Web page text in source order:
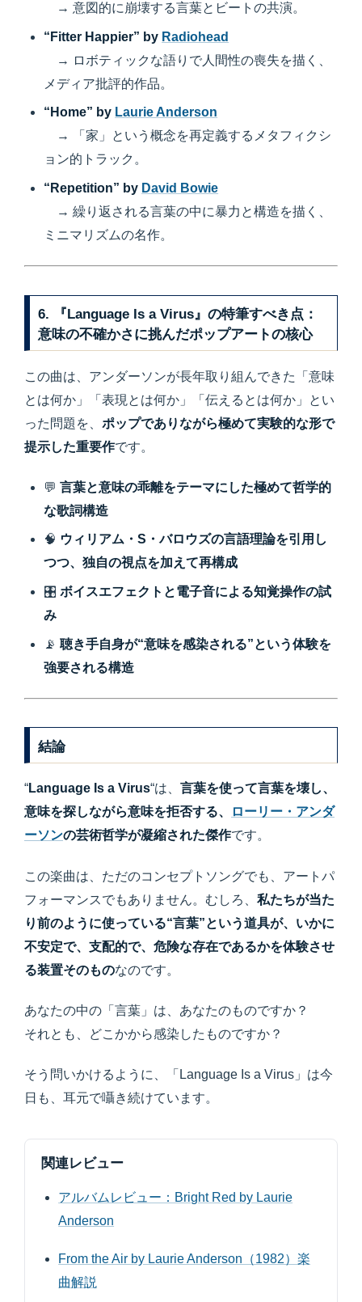
→ 意図的に崩壊する言葉とビートの共演。
“Fitter Happier” by Radiohead
→ ロボティックな語りで人間性の喪失を描く、
メディア批評的作品。
“Home” by Laurie Anderson
→ 「家」という概念を再定義するメタフィクシ
ョン的トラック。
“Repetition” by David Bowie
→ 繰り返される言葉の中に暴力と構造を描く、
ミニマリズムの名作。
6. 『Language Is a Virus』の特筆すべき点：
意味の不確かさに挑んだポップアートの核心
この曲は、アンダーソンが長年取り組んできた「意味
とは何か」「表現とは何か」「伝えるとは何か」とい
った問題を、 ポップでありながら極めて実験的な形で
提示した重要作です。
💬言葉と意味の乖離をテーマにした極めて哲学的
な歌詞構造
🧠 ウィリアム・S・バロウズの言語理論を引用し
つつ、独自の視点を加えて再構成
🎛ボイスエフェクトと電子音による知覚操作の試
み
📡聴き手自身が“意味を感染される”という体験を
強要される構造
結論
“Language Is a Virus“は、 言葉を使って言葉を壊し、
意味を探しながら意味を拒否する、
ローリー・アンダ
ーソンの芸術哲学が凝縮された傑作です。
この楽曲は、ただのコンセプトソングでも、アートパ
フォーマンスでもありません。むしろ、 私たちが当た
り前のように使っている“言葉”という道具が、いかに
不安定で、支配的で、危険な存在であるかを体験させ
る装置そのものなのです。
あなたの中の「言葉」は、あなたのものですか？
それとも、どこかから感染したものですか？
そう問いかけるように、「Language Is a Virus」は今
日も、耳元で囁き続けています。
関連レビュー
アルバムレビュー：Bright Red by Laurie
Anderson
From the Air by Laurie Anderson（1982）楽
曲解説